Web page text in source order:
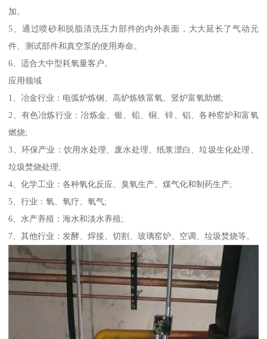
加。
5、通过喷砂和脱脂清洗压力部件的内外表面，大大延长了气动元
件、测试部件和真空泵的使用寿命。
6、适合大中型耗氧量客户。
应用领域
1、冶金行业：电弧炉炼钢、高炉炼铁富氧、竖炉富氧助燃;
2、有色冶炼行业：冶炼金、银、铅、铜、锌、铝、各种窑炉和富氧
燃烧;
3、环保产业：饮用水处理、废水处理、纸浆漂白、垃圾生化处理、
垃圾焚烧处理;
4、化学工业：各种氧化反应、臭氧生产、煤气化和制药生产;
5、行业：氧、氧疗、氧气;
6、水产养殖：海水和淡水养殖;
7、其他行业：发酵、焊接、切割、玻璃窑炉、空调、垃圾焚烧等。